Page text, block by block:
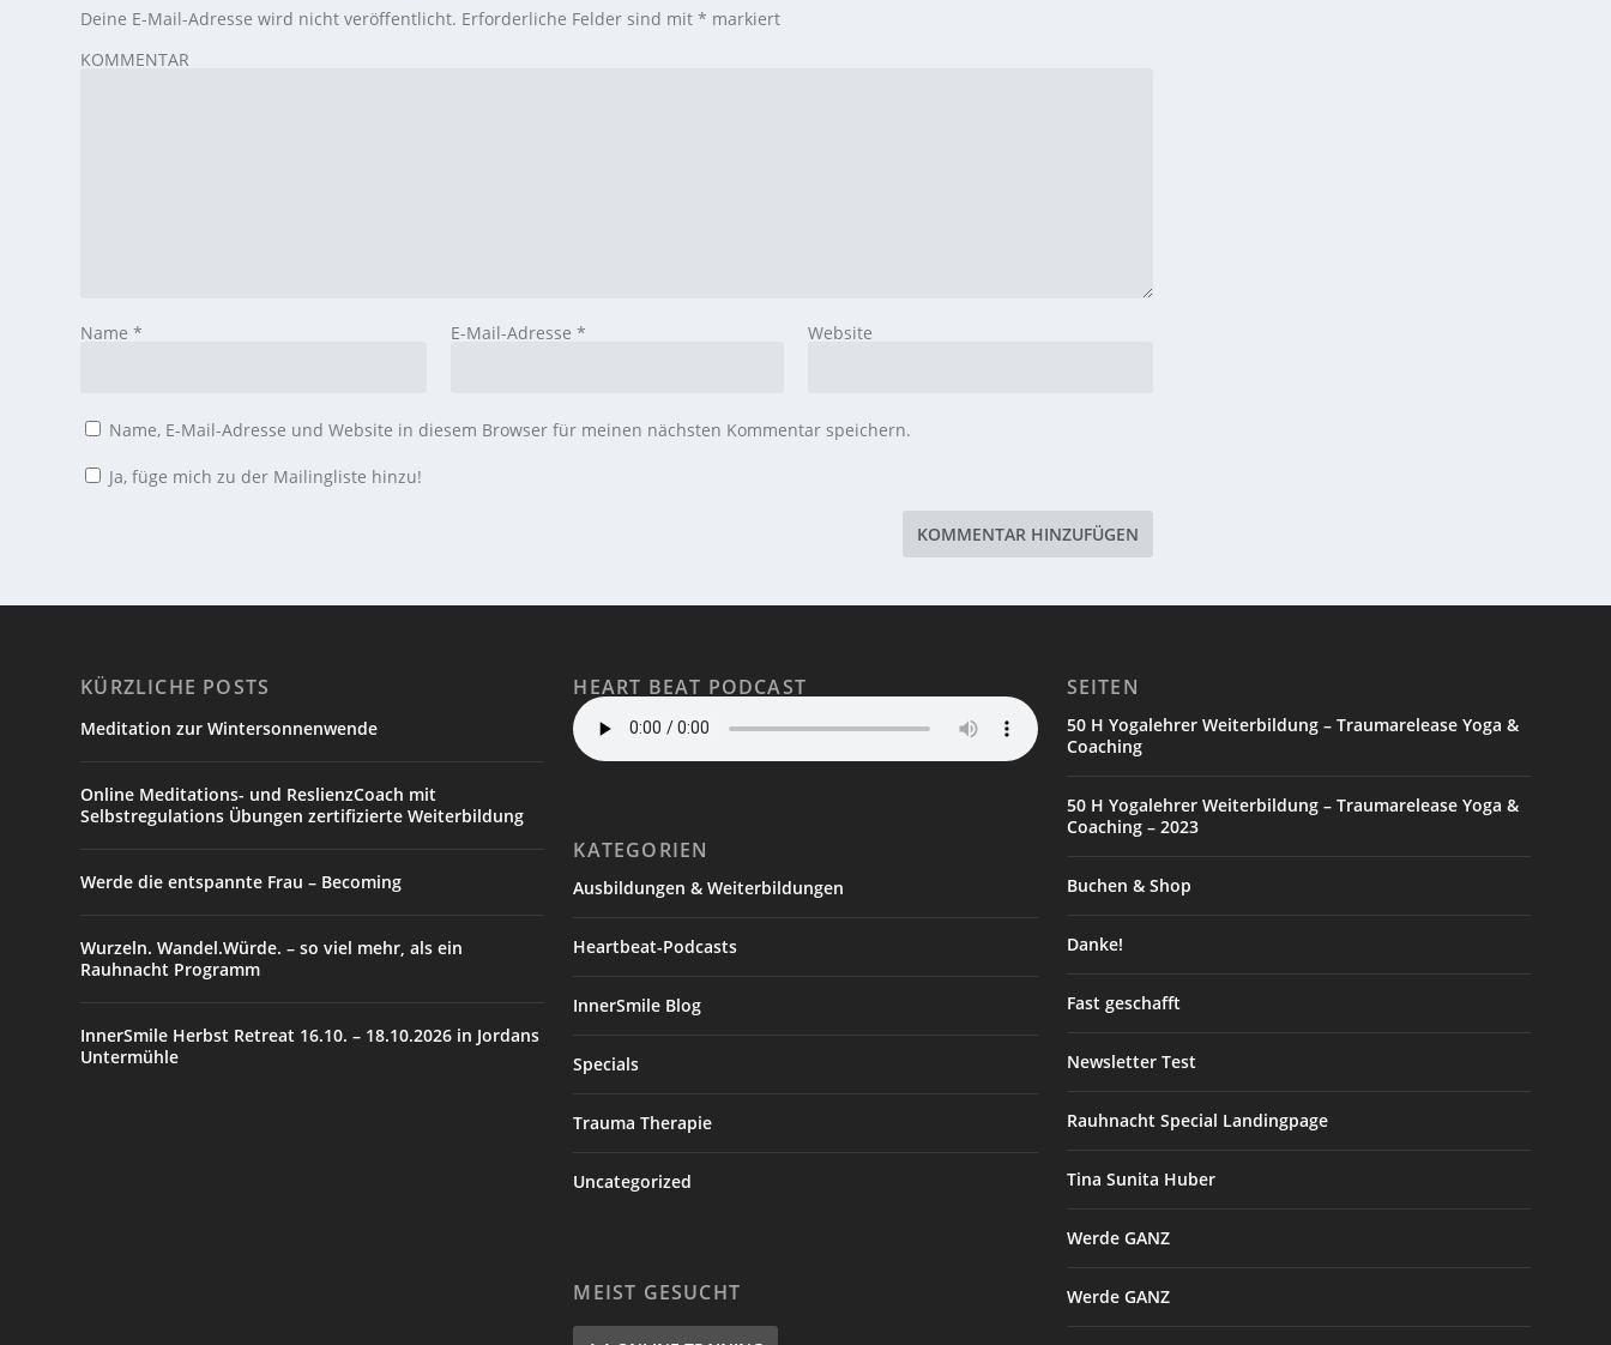
Deine E-Mail-Adresse wird nicht veröffentlicht. Erforderliche Felder sind mit* markiert
KOMMENTAR
Name* E-Mail-Adresse * Website
Name, E-Mail-Adresse und Website in diesem Browser für meinen nächsten Kommentar speichern.
Ja, füge mich zu der Mailingliste hinzu!
KÜRZLICHE POSTS
Meditation zur Wintersonnenwende
Online Meditations- und ReslienzCoach mit
Selbstregulations Übungen zertifizierte Weiterbildung
Werde die entspannte Frau – Becoming
Wurzeln. Wandel.Würde. – so viel mehr, als ein
Rauhnacht Programm
InnerSmile Herbst Retreat 16.10. – 18.10.2026 in Jordans
Untermühle
HEART BEAT PODCAST
KATEGORIEN
Ausbildungen & Weiterbildungen
Heartbeat-Podcasts
InnerSmile Blog
Specials
Trauma Therapie
Uncategorized
MEIST GESUCHT
SEITEN
50 H Yogalehrer Weiterbildung – Traumarelease Yoga &
Coaching
50 H Yogalehrer Weiterbildung – Traumarelease Yoga &
Coaching – 2023
Buchen & Shop
Danke!
Fast geschafft
Newsletter Test
Rauhnacht Special Landingpage
Tina Sunita Huber
Werde GANZ
Werde GANZ